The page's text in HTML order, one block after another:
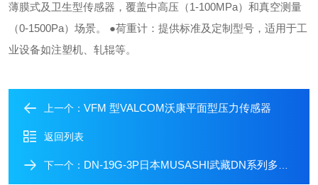
薄膜式及卫生型传感器，覆盖中高压（1-100MPa）和真空测量
（0-1500Pa）场景。 ●荷重计：提供标准及定制型号，适用于工
业设备如注塑机、轧辊等。
上一个： VFM 型VALCOM沃康平面型压力传感器
返回列表
下一个： DN-19G-3P日本MUSASHI武藏DN系列多针同步出胶